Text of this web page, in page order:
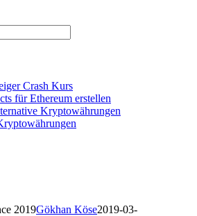
Crash Kurs
für Ethereum erstellen
Kryptowährungen
2019Gökhan Köse2019-03-